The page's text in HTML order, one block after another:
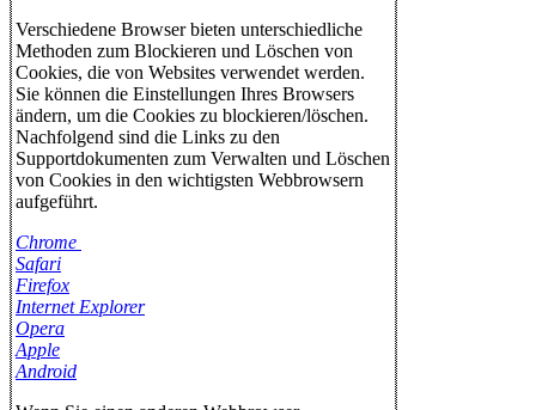
Verschiedene Browser bieten unterschiedliche
Methoden zum Blockieren und Löschen von
Cookies, die von Websites verwendet werden.
Sie können die Einstellungen Ihres Browsers
ändern, um die Cookies zu blockieren/löschen.
Nachfolgend sind die Links zu den
Supportdokumenten zum Verwalten und Löschen
von Cookies in den wichtigsten Webbrowsern
aufgeführt.
Chrome
Safari
Firefox
Internet Explorer
Opera
Apple
Android